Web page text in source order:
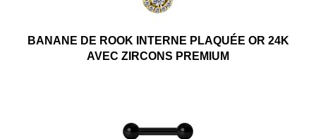
BANANE DE ROOK INTERNE PLAQUÉE OR 24K
AVEC ZIRCONS PREMIUM